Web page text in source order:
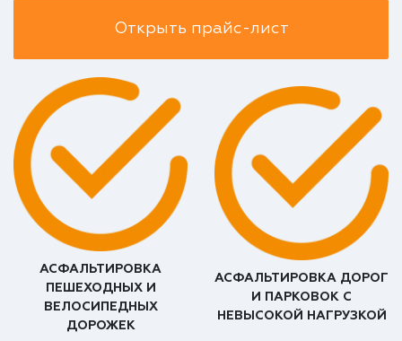
Открыть прайс-лист
АСФАЛЬТИРОВКА
ПЕШЕХОДНЫХ И
ВЕЛОСИПЕДНЫХ
ДОРОЖЕК
АСФАЛЬТИРОВКА ДОРОГ
И ПАРКОВОК С
НЕВЫСОКОЙ НАГРУЗКОЙ